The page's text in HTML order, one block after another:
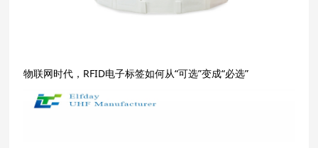
物联网时代，RFID电子标签如何从“可选”变成“必选”